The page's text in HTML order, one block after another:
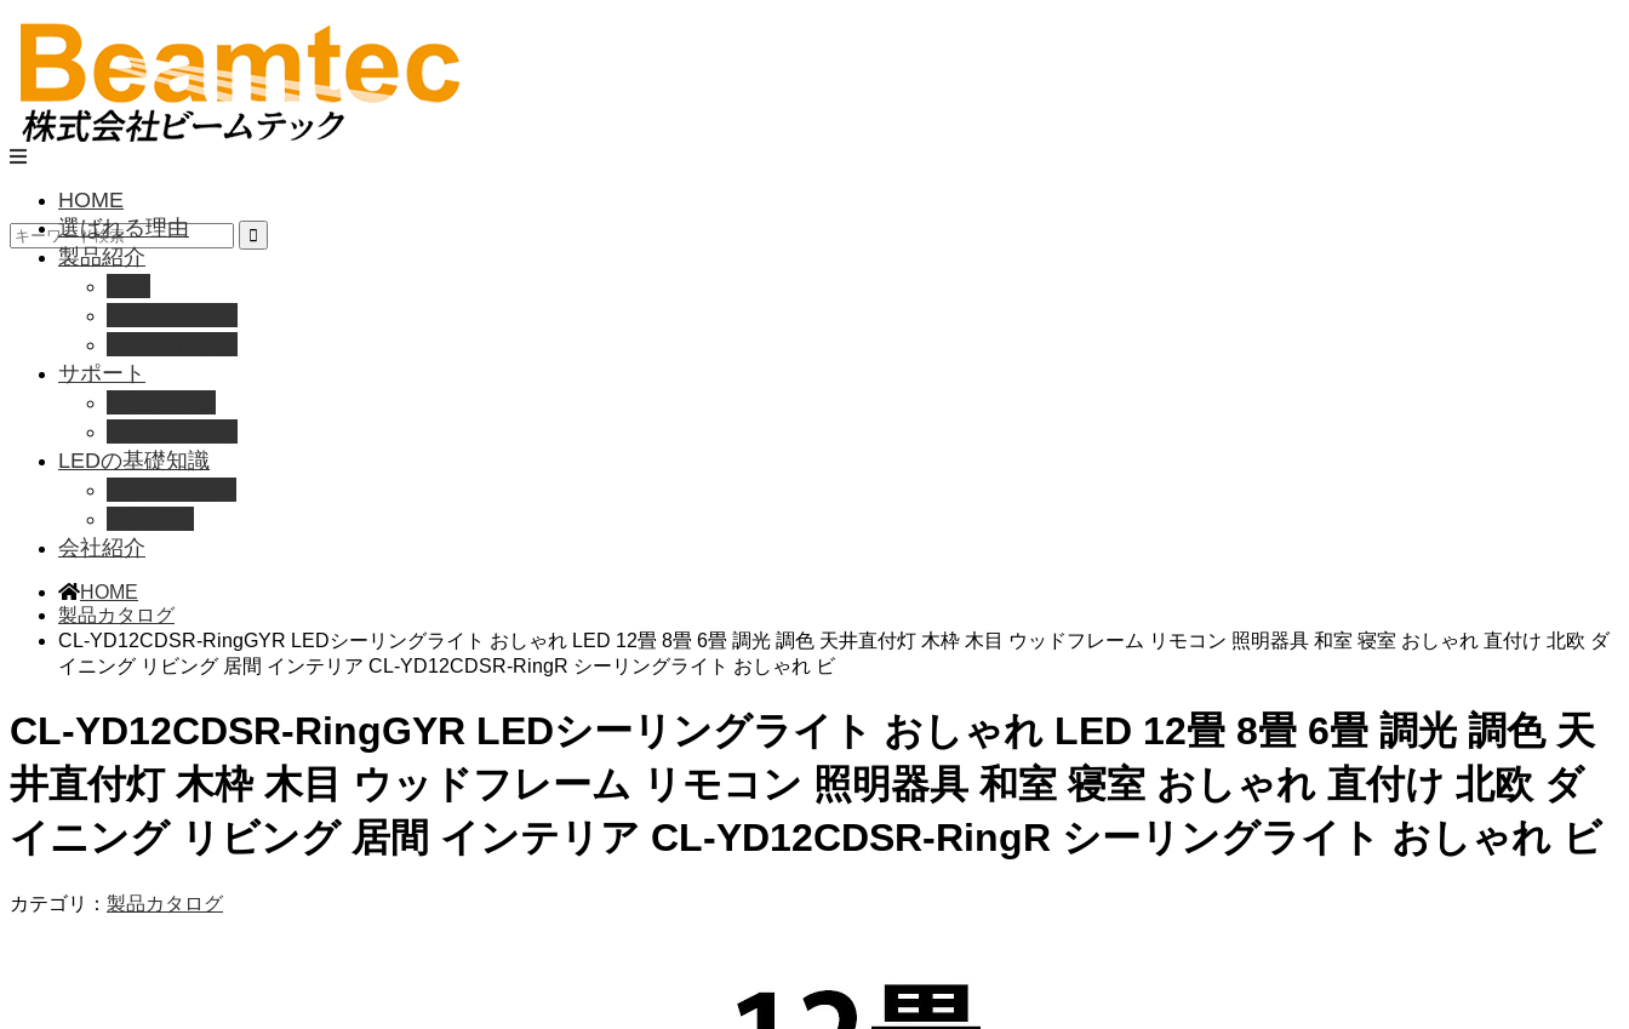
HOME
選ばれる理由
製品紹介
サポート
LEDの基礎知識
会社紹介
HOME
製品カタログ
CL-YD12CDSR-RingGYR LEDシーリングライト おしゃれ LED 12畳 8畳 6畳 調光 調色 天井直付灯 木枠 木目 ウッドフレーム リモコン 照明器具 和室 寝室 おしゃれ 直付け 北欧 ダ
イニング リビング 居間 インテリア CL-YD12CDSR-RingR シーリングライト おしゃれ ビ
CL-YD12CDSR-RingGYR LEDシーリングライト おしゃれ LED 12畳 8畳 6畳 調光 調色 天
井直付灯 木枠 木目 ウッドフレーム リモコン 照明器具 和室 寝室 おしゃれ 直付け 北欧 ダ
イニング リビング 居間 インテリア CL-YD12CDSR-RingR シーリングライト おしゃれ ビ
カテゴリ： 製品カタログ